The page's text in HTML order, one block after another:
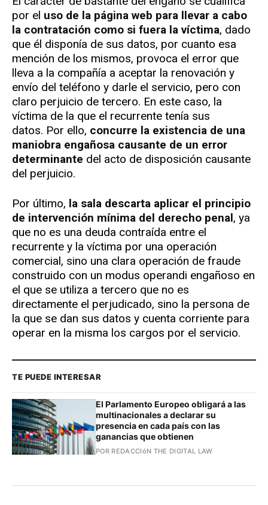
por el uso de la página web para llevar a cabo
la contratación como si fuera la víctima, dado
que él disponía de sus datos, por cuanto esa
mención de los mismos, provoca el error que
lleva a la compañía a aceptar la renovación y
envío del teléfono y darle el servicio, pero con
claro perjuicio de tercero. En este caso, la
víctima de la que el recurrente tenía sus
datos. Por ello, concurre la existencia de una
maniobra engañosa causante de un error
determinante del acto de disposición causante
del perjuicio.
Por último, la sala descarta aplicar el principio
de intervención mínima del derecho penal, ya
que no es una deuda contraída entre el
recurrente y la víctima por una operación
comercial, sino una clara operación de fraude
construido con un modus operandi engañoso en
el que se utiliza a tercero que no es
directamente el perjudicado, sino la persona de
la que se dan sus datos y cuenta corriente para
operar en la misma los cargos por el servicio.
TE PUEDE INTERESAR
El Parlamento Europeo obligará a las
multinacionales a declarar su
presencia en cada país con las
ganancias que obtienen
POR REDACCIóN THE DIGITAL LAW